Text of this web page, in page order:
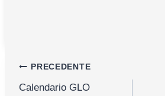
Navigazione
PRECEDENTE
Calendario GLO